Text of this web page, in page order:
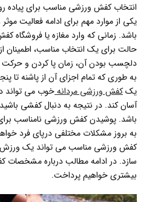
انتخاب کفش ورزشی مناسب برای پیاده
یکی از موارد مهم برای ادامه فعالیت
باشد. زمانی که وارد مغازه یا
حالت برای یک انتخاب مناسب،
دلچسب بودن آن، زمان پا کردن و
به طوری که تمام اجزای آن از پاشنه تا
یککفش ورزشی مردانهخوب می تواند
آسان کند. در نتیجه به دنبال کفشی
باشد. پوشیدن کفش ورزشی نامناسب
به بروز مشکلات مختلفی درپای فرد
کفش ورزشی مناسب می تواند یک ورزش
سازد. در ادامه مطالب درباره
بیشتری خواهیم پرداخت.